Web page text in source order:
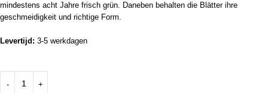
mindestens acht Jahre frisch grün. Daneben behalten die Blätter ihre
geschmeidigkeit und richtige Form.
Levertijd: 3-5 werkdagen